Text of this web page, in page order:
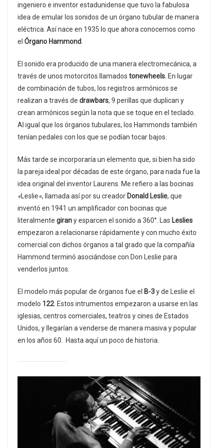
ingeniero e inventor estadunidense que tuvo la fabulosa
idea de emular los sonidos de un órgano tubular de manera
eléctrica. Así nace en 1935 lo que ahora conocemos como
el Órgano Hammond
El sonido era producido de una manera electromecánica, a
través de unos motorcitos llamados tonewheels. En lugar
de combinación de tubos, los registros armónicos se
realizan a través de drawbars, 9 perillas que duplican y
crean armónicos según la nota que se toque en el teclado.
Al igual que los órganos tubulares, los Hammonds también
tenían pedales con los que se podían tocar bajos.
Más tarde se incorporaría un elemento que, si bien ha sido
la pareja ideal por décadas de este órgano, para nada fue la
idea original del inventor Laurens. Me refiero a las bocinas
«Leslie«, llamada así por su creador Donald Leslie, que
inventó en 1941 un amplificador con bocinas que
literalmente girany esparcen el sonido a 360°. Las Leslies
empezaron a relacionarse rápidamente y con mucho éxito
comercial con dichos órganos a tal grado que la compañía
Hammond terminó asociándose con Don Leslie para
venderlos juntos.
El modelo más popular de órganos fue el B-3y de Leslie el
modelo 122. Estos intrumentos empezaron a usarse en las
iglesias, centros comerciales, teatros y cines de Estados
Unidos, y llegarían a venderse de manera masiva y popular
en los años 60. Hasta aquí un poco de historia.